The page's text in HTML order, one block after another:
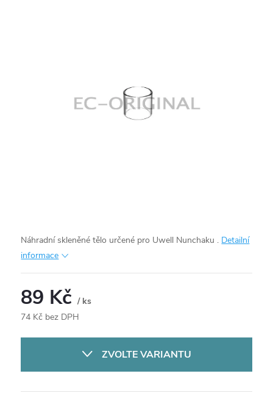
Náhradní skleněné tělo určené pro Uwell Nunchaku . Detailní
informace
89 Kč/ ks
74 Kč bez DPH
ZVOLTE VARIANTU